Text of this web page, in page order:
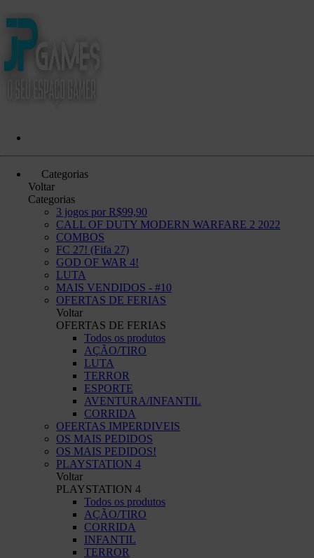
Categorias
Voltar
Categorias
3 jogos por R$99,90
CALL OF DUTY MODERN WARFARE 2 2022
COMBOS
FC 27! (Fifa 27)
GOD OF WAR 4!
LUTA
MAIS VENDIDOS - #10
OFERTAS DE FERIAS
Voltar
OFERTAS DE FERIAS
Todos os produtos
AÇÃO/TIRO
LUTA
TERROR
ESPORTE
AVENTURA/INFANTIL
CORRIDA
OFERTAS IMPERDIVEIS
OS MAIS PEDIDOS
OS MAIS PEDIDOS!
PLAYSTATION 4
Voltar
PLAYSTATION 4
Todos os produtos
AÇÃO/TIRO
CORRIDA
INFANTIL
TERROR